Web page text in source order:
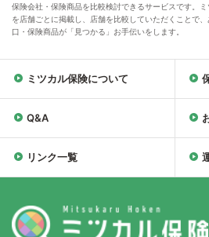
保険会社・保険商品を比較検討できるサービスです。
を店舗ごとに掲載し、店舗を比較していただくことで
口・保険商品が「見つかる」お手伝いをします。
ミツカル保険について
Q&A
リンク一覧